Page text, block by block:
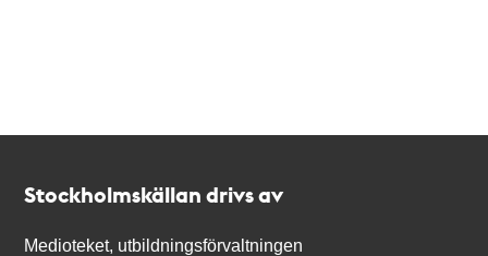
Stockholmskällan drivs av
Medioteket, utbildningsförvaltningen